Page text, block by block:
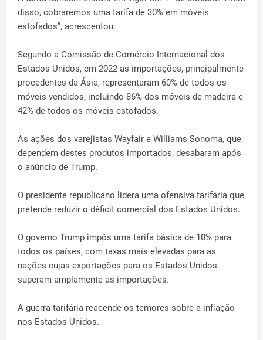
disso, cobraremos uma tarifa de 30% em móveis
estofados”, acrescentou.
Segundo a Comissão de Comércio Internacional dos
Estados Unidos, em 2022 as importações, principalmente
procedentes da Ásia, representaram 60% de todos os
móveis vendidos, incluindo 86% dos móveis de madeira e
42% de todos os móveis estofados.
As ações dos varejistas Wayfair e Williams Sonoma, que
dependem destes produtos importados, desabaram após
o anúncio de Trump.
O presidente republicano lidera uma ofensiva tarifária que
pretende reduzir o déficit comercial dos Estados Unidos.
O governo Trump impôs uma tarifa básica de 10% para
todos os países, com taxas mais elevadas para as
nações cujas exportações para os Estados Unidos
superam amplamente as importações.
A guerra tarifária reacende os temores sobre a inflação
nos Estados Unidos.